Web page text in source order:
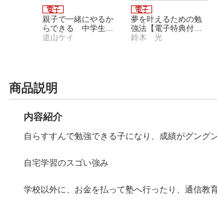
親子で一緒にやるか
らできる 中学生の
勉強大全
道山ケイ
夢を叶えるための勉
強法【電子特典付
き】
鈴木 光
商品説明
内容紹介
自らすすんで勉強できる子になり、成績がグング
自宅学習のスゴい強み
学校以外に、お金を払って塾へ行ったり、通信教